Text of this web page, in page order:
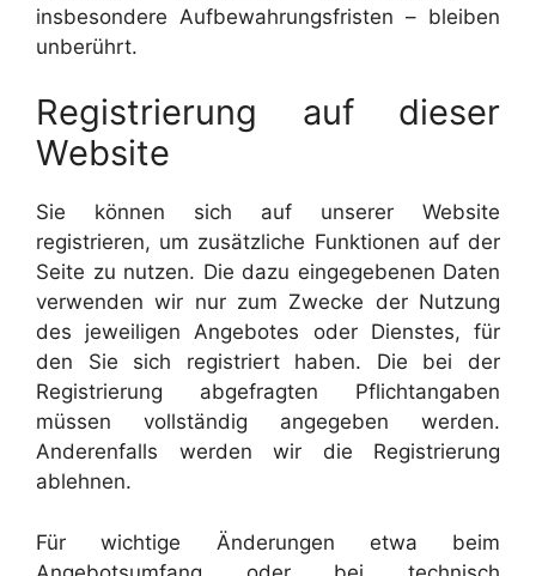
insbesondere Aufbewahrungsfristen – bleiben
unberührt.
Registrierung auf dieser
Website
Sie können sich auf unserer Website
registrieren, um zusätzliche Funktionen auf der
Seite zu nutzen. Die dazu eingegebenen Daten
verwenden wir nur zum Zwecke der Nutzung
des jeweiligen Angebotes oder Dienstes, für
den Sie sich registriert haben. Die bei der
Registrierung abgefragten Pflichtangaben
müssen vollständig angegeben werden.
Anderenfalls werden wir die Registrierung
ablehnen.
Für wichtige Änderungen etwa beim